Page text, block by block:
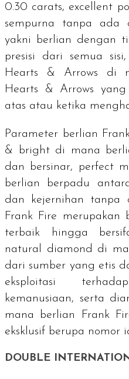
0.30 carats, excellent
sempurna tanpa ada
yakni berlian dengan
presisi dari semua sisi,
Hearts & Arrows di
Hearts & Arrows
atas atau ketika
Parameter berlian
& bright di mana
dan bersinar,
perfect
berlian berpadu
dan kejernihan tanpa
Frank Fire
terbaik hingga
natural diamond di
dari sumber yang etis
eksploitasi
kemanusiaan, serta
mana berlian Frank
eksklusif berupa nomor
DOUBLE